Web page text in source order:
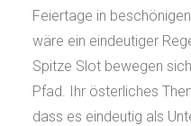
Feiertage in
wäre ein eindeutiger
Spitze Slot bewegen
Pfad. Ihr österliches
dass es eindeutig als